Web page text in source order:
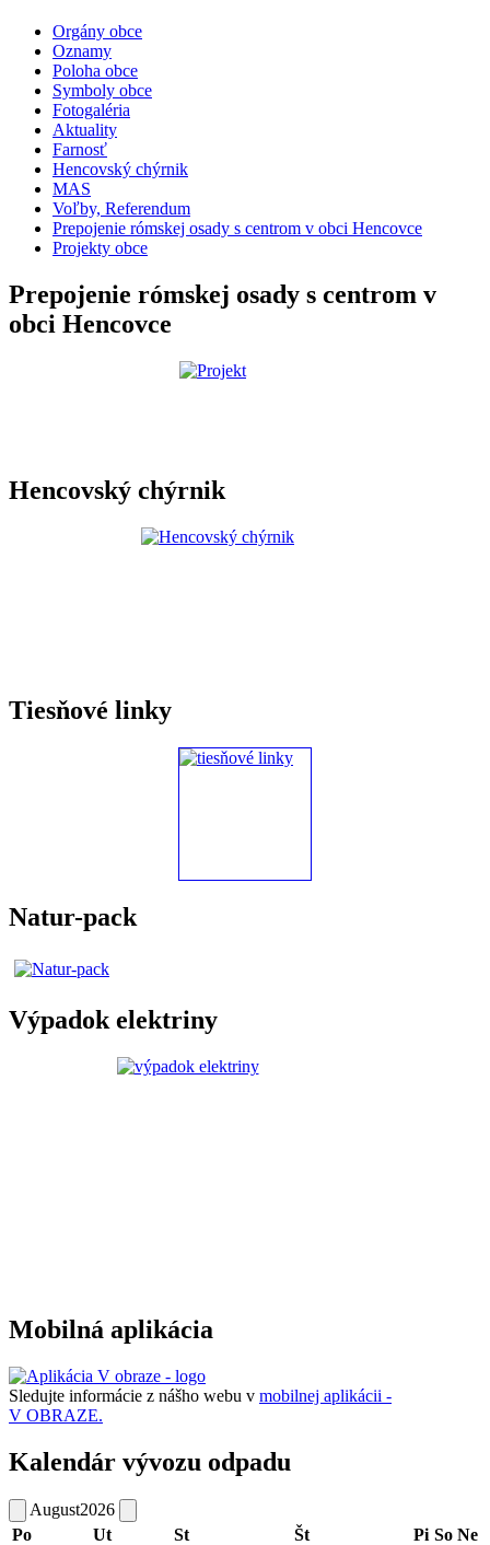
Orgány obce
Oznamy
Poloha obce
Symboly obce
Fotogaléria
Aktuality
Farnosť
Hencovský chýrnik
MAS
Voľby, Referendum
Prepojenie rómskej osady s centrom v obci Hencovce
Projekty obce
Prepojenie rómskej osady s centrom v
obci Hencovce
Hencovský chýrnik
Tiesňové linky
Natur-pack
Výpadok elektriny
Mobilná aplikácia
Sledujte informácie z nášho webu v mobilnej aplikácii -
V OBRAZE.
Kalendár vývozu odpadu
August2026
Po
Ut St Št Pi So Ne